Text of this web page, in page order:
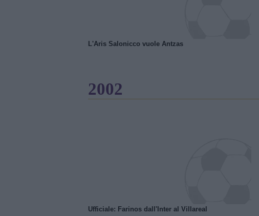
L'Aris Salonicco vuole Antzas
2002
Ufficiale: Farinos dall'Inter al Villareal